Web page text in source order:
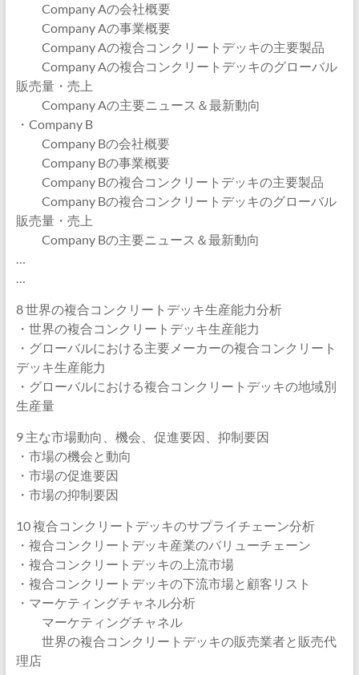
Company Aの会社概要
Company Aの事業概要
Company Aの複合コンクリートデッキの主要製品
Company Aの複合コンクリートデッキのグローバル
販売量・売上
Company Aの主要ニュース＆最新動向
・Company B
Company Bの会社概要
Company Bの事業概要
Company Bの複合コンクリートデッキの主要製品
Company Bの複合コンクリートデッキのグローバル
販売量・売上
Company Bの主要ニュース＆最新動向
…
…
8 世界の複合コンクリートデッキ生産能力分析
・世界の複合コンクリートデッキ生産能力
・グローバルにおける主要メーカーの複合コンクリート
デッキ生産能力
・グローバルにおける複合コンクリートデッキの地域別
生産量
9 主な市場動向、機会、促進要因、抑制要因
・市場の機会と動向
・市場の促進要因
・市場の抑制要因
10 複合コンクリートデッキのサプライチェーン分析
・複合コンクリートデッキ産業のバリューチェーン
・複合コンクリートデッキの上流市場
・複合コンクリートデッキの下流市場と顧客リスト
・マーケティングチャネル分析
マーケティングチャネル
世界の複合コンクリートデッキの販売業者と販売代
理店